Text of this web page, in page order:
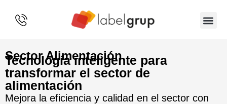
Sector Alimentación
Tecnología inteligente para
transformar el sector de
alimentación
Mejora la eficiencia y calidad en el sector con